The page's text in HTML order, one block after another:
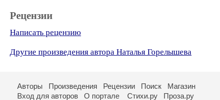
Рецензии
Написать рецензию
Другие произведения автора Наталья Горелышева
Авторы Произведения Рецензии Поиск
Магазин
Вход для авторов
О портале Стихи.ру Проза.ру